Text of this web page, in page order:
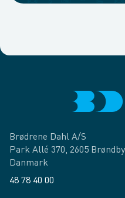
Brødrene Dahl A/S
Park Allé 370, 2605 Brøndby
Danmark
48 78 40 00